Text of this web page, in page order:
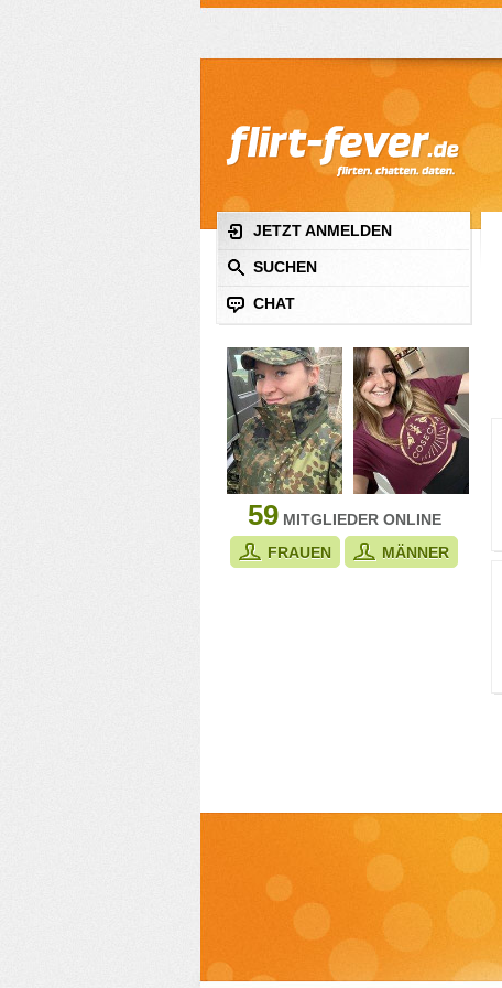
JETZT ANMELDEN
SUCHEN
CHAT
59MITGLIEDER ONLINE
FRAUEN
MÄNNER